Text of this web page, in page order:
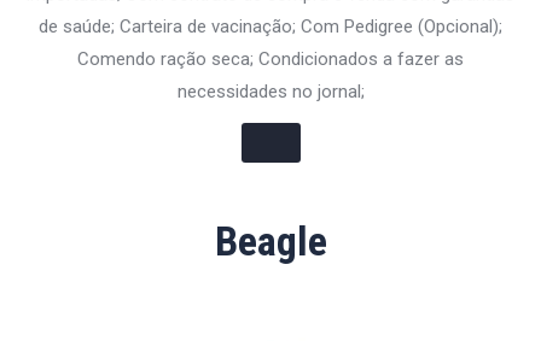
de saúde; Carteira de vacinação; Com Pedigree (Opcional);
Comendo ração seca; Condicionados a fazer as
necessidades no jornal;
Beagle